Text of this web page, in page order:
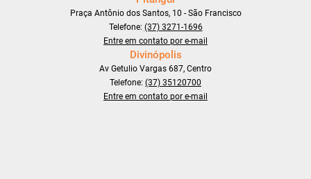
Praça Antônio dos Santos, 10 - São Francisco
Telefone: (37) 3271-1696
Entre em contato por e-mail
Divinópolis
Av Getulio Vargas 687, Centro
Telefone: (37) 35120700
Entre em contato por e-mail